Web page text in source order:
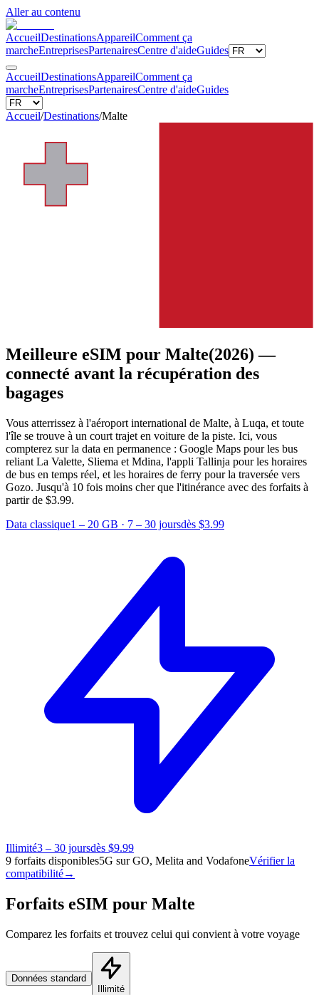
Aller au contenu
AccueilDestinationsAppareilComment ça
marcheEntreprisesPartenairesCentre d'aideGuides
AccueilDestinationsAppareilComment ça
marcheEntreprisesPartenairesCentre d'aideGuides
Accueil/Destinations/Malte
Meilleure eSIM pour Malte(2026) —
connecté avant la récupération des
bagages
Vous atterrissez à l'aéroport international de Malte, à Luqa, et toute
l'île se trouve à un court trajet en voiture de la piste. Ici, vous
compterez sur la data en permanence : Google Maps pour les bus
reliant La Valette, Sliema et Mdina, l'appli Tallinja pour les horaires
de bus en temps réel, et les horaires de ferry pour la traversée vers
Gozo. Jusqu'à 10 fois moins cher que l'itinérance avec des forfaits à
partir de $3.99.
Data classique1 – 20 GB · 7 – 30 joursdès $3.99
Illimité3 – 30 joursdès $9.99
9 forfaits disponibles5G sur GO, Melita and VodafoneVérifier la
compatibilité→
Forfaits eSIM pour Malte
Comparez les forfaits et trouvez celui qui convient à votre voyage
Données standard
Illimité